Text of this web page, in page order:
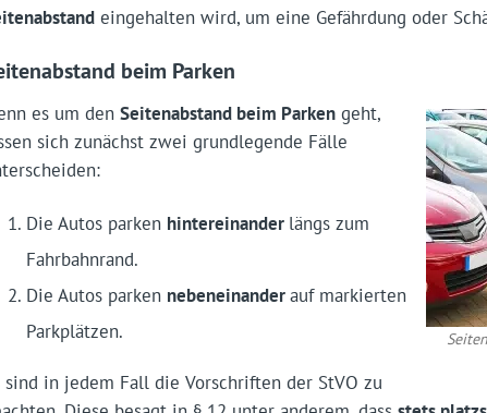
eingehalten wird, um eine Gefährdung oder
beim Parken
es um den Seitenabstand beim Parkengeht,
sich zunächst zwei grundlegende Fälle
Die Autos parken hintereinander längs zum
Fahrbahnrand.
Die Autos parken nebeneinanderauf markierten
Parkplätzen.
sind in jedem Fall die Vorschriften der StVO zu